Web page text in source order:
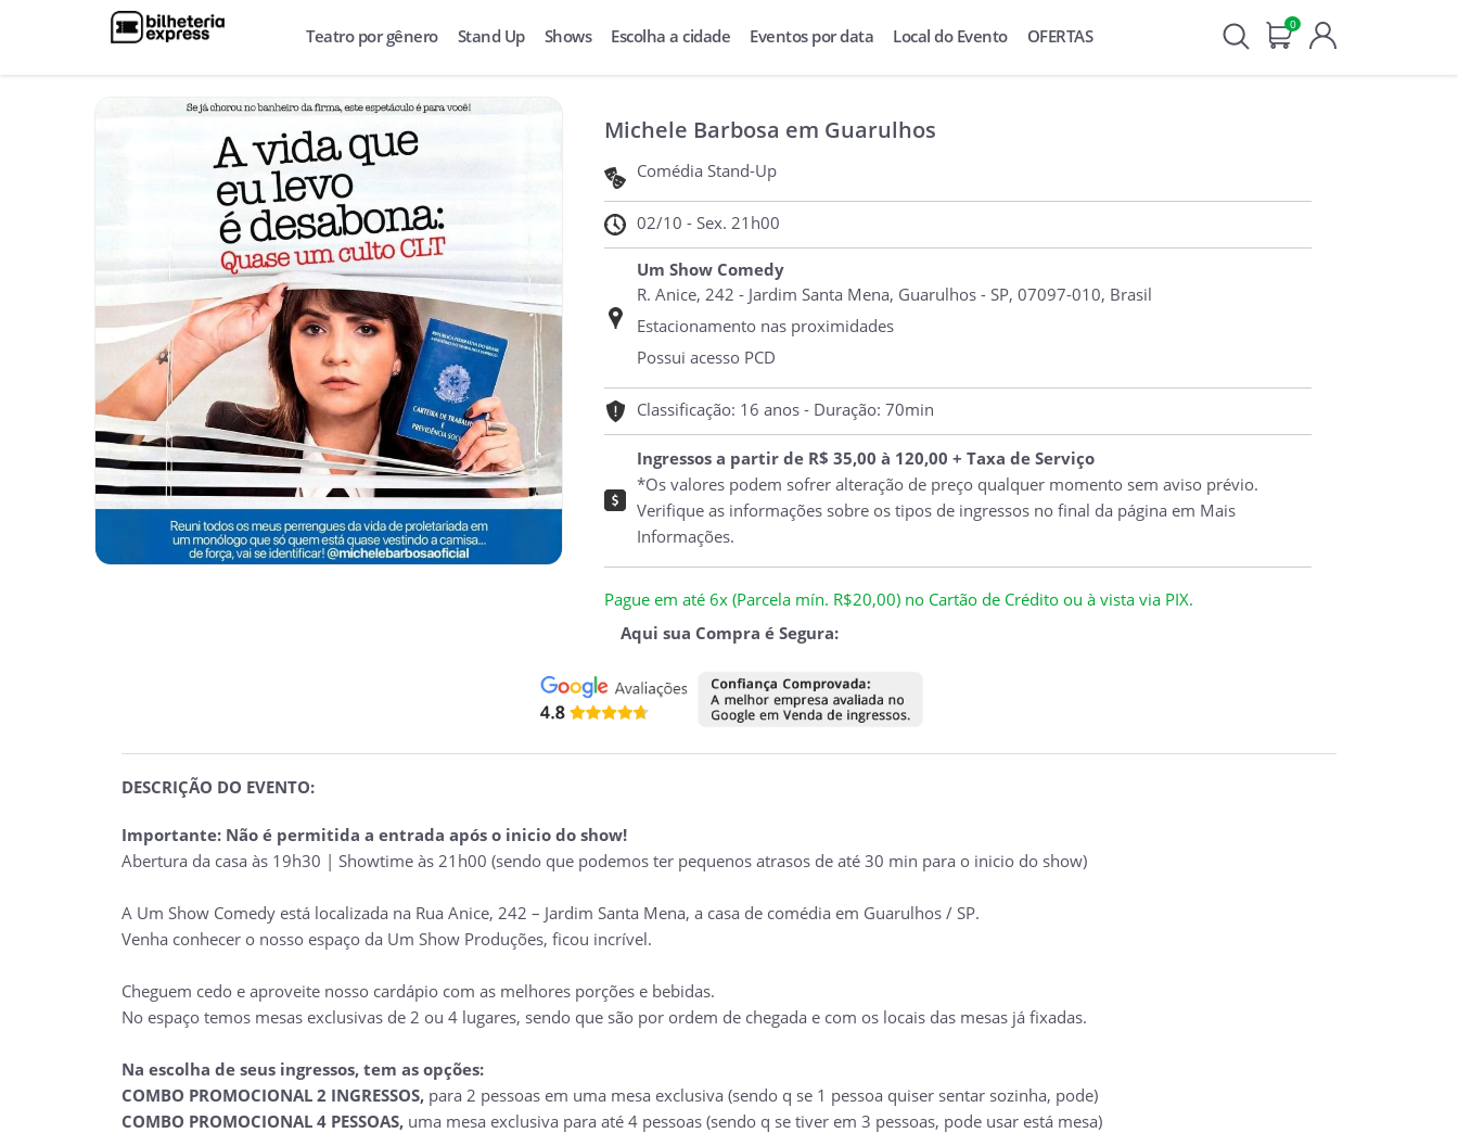
Teatro por gênero Stand Up Shows Escolha a cidade Eventos por data Local do Evento OFERTAS
0
Michele Barbosa em Guarulhos
Comédia Stand-Up
02/10 - Sex. 21h00
Um Show Comedy
R. Anice, 242 - Jardim Santa Mena, Guarulhos - SP, 07097-010, Brasil
Estacionamento nas proximidades
Possui acesso PCD
Classificação: 16 anos - Duração: 70min
Ingressos a partir de R$ 35,00 à 120,00 + Taxa de Serviço
*Os valores podem sofrer alteração de preço qualquer momento sem aviso prévio.
Verifique as informações sobre os tipos de ingressos no final da página em Mais
Informações.
Pague em até 6x (Parcela mín. R$20,00) no Cartão de Crédito ou à vista via PIX.
Aqui sua Compra é Segura:
DESCRIÇÃO DO EVENTO:
Importante: Não é permitida a entrada após o inicio do show!
Abertura da casa às 19h30 | Showtime às 21h00 (sendo que podemos ter pequenos atrasos de até 30 min para o inicio do show)
A Um Show Comedy está localizada na Rua Anice, 242 – Jardim Santa Mena, a casa de comédia em Guarulhos / SP.
Venha conhecer o nosso espaço da Um Show Produções, ficou incrível.
Cheguem cedo e aproveite nosso cardápio com as melhores porções e bebidas.
No espaço temos mesas exclusivas de 2 ou 4 lugares, sendo que são por ordem de chegada e com os locais das mesas já fixadas.
Na escolha de seus ingressos, tem as opções:
COMBO PROMOCIONAL 2 INGRESSOS, para 2 pessoas em uma mesa exclusiva (sendo q se 1 pessoa quiser sentar sozinha, pode)
COMBO PROMOCIONAL 4 PESSOAS, uma mesa exclusiva para até 4 pessoas (sendo q se tiver em 3 pessoas, pode usar está mesa)